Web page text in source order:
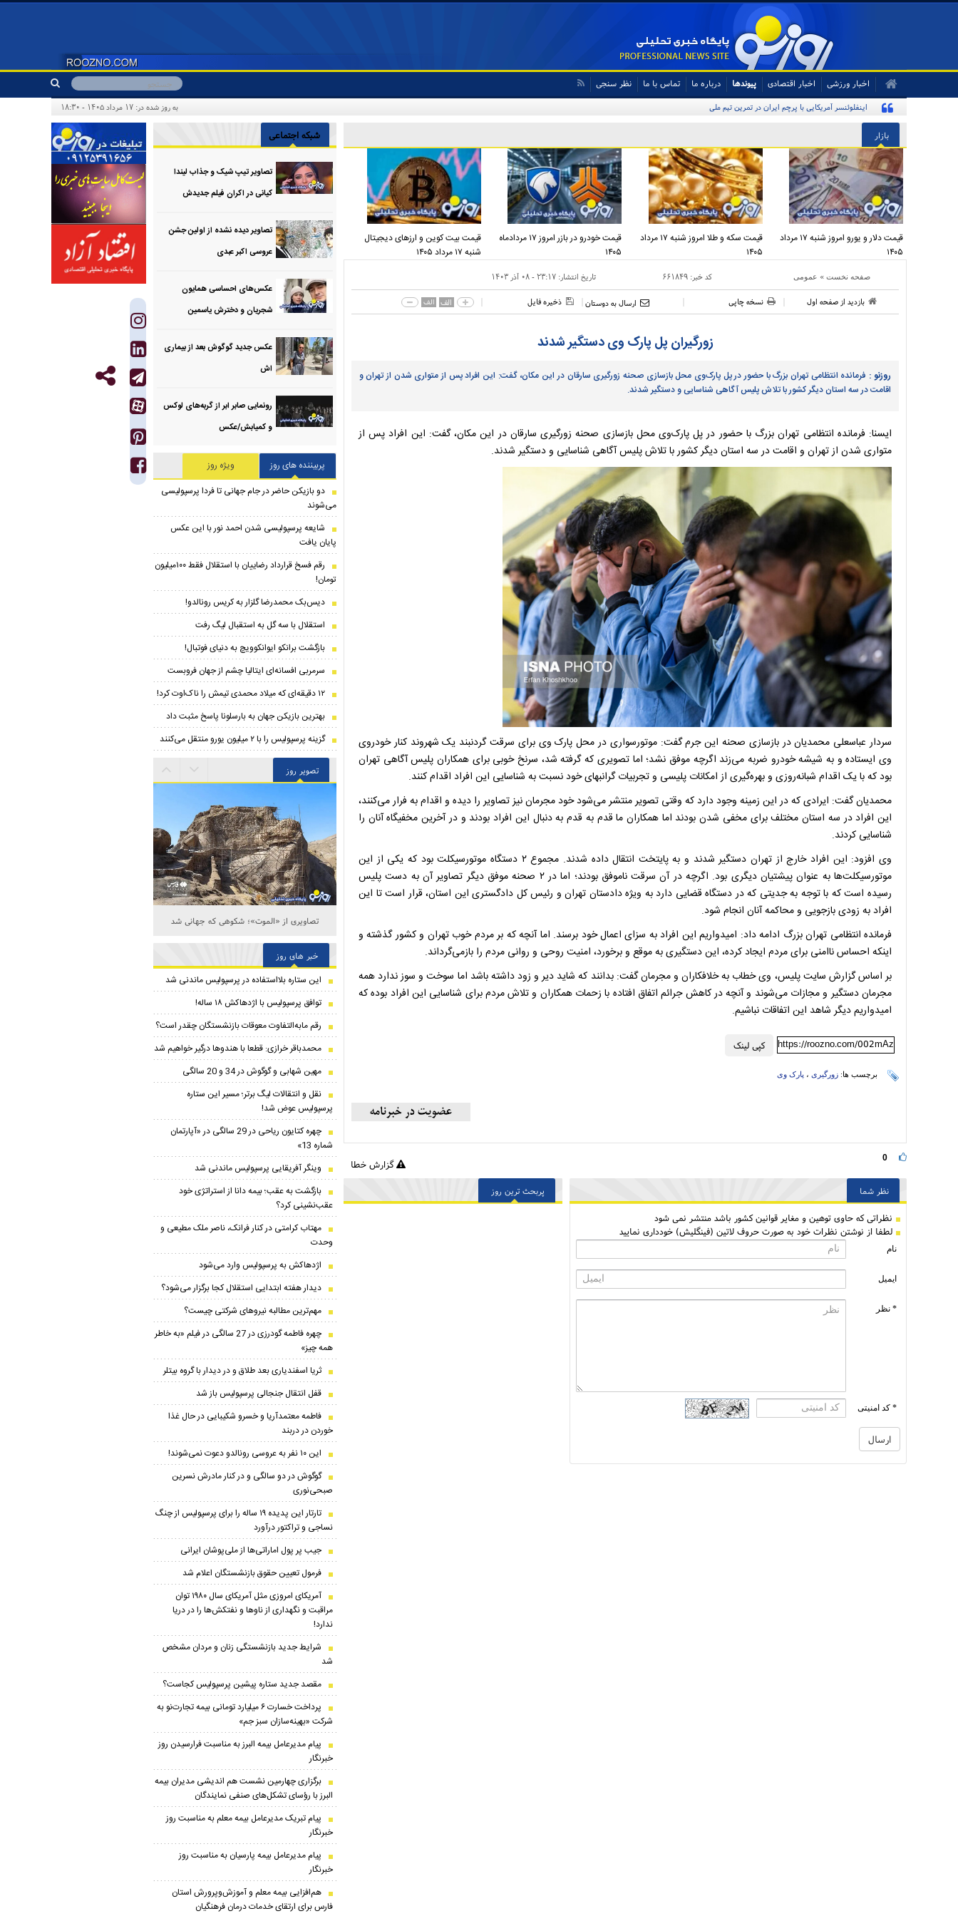
اخبار ورزشی اخبار اقتصادی پیوندها درباره ما تماس با ما نظر سنجی
اینفلوئنسر آمریکایی با پرچم ایران در تمرین تیم ملی به روز شده در: ۱۷ مرداد ۱۴۰۵ - ۱۸:۳۰
بازار
قیمت دلار و یورو امروز شنبه ۱۷ مرداد
۱۴۰۵
قیمت سکه و طلا امروز شنبه ۱۷ مرداد
۱۴۰۵
قیمت خودرو در بازر امروز ۱۷ مردادماه
۱۴۰۵
قیمت بیت کوین و ارز‌های دیجیتال
شنبه ۱۷ مرداد ۱۴۰۵
صفحه نخست » عمومی کد خبر:۶۶۱۸۴۹ تاریخ انتشار:۲۳:۱۷ - ۰۸ آذر ۱۴۰۳
بازدید از صفحه اول نسخه چاپی ارسال به دوستان ذخیره فایل الف الف
زورگیران پل پارک وی دستگیر شدند
روزنو : فرمانده انتظامی تهران بزرگ با حضور در پل پارک‌وی محل بازسازی صحنه زورگیری سارقان در این مکان، گفت: این افراد پس از متواری شدن از تهران و
اقامت در سه استان دیگر کشور با تلاش پلیس آگاهی شناسایی و دستگیر شدند.
ایسنا: فرمانده انتظامی تهران بزرگ با حضور در پل پارک‌وی محل بازسازی صحنه زورگیری سارقان در این مکان، گفت: این افراد پس از
متواری شدن از تهران و اقامت در سه استان دیگر کشور با تلاش پلیس آگاهی شناسایی و دستگیر شدند.
سردار عباسعلی محمدیان در بازسازی صحنه این جرم گفت: موتورسواری در محل پارک‌ وی برای سرقت گردنبند یک شهروند کنار خودروی
وی ایستاده و به شیشه خودرو ضربه می‌زند اگرچه موفق نشد؛ اما تصویری که گرفته شد، سرنخ خوبی برای همکاران پلیس آگاهی تهران
بود که با یک اقدام شبانه‌روزی و بهره‌گیری از امکانات پلیسی و تجربیات گرانبهای خود نسبت به شناسایی این افراد اقدام کنند.
محمدیان گفت: ایرادی که در این زمینه وجود دارد که وقتی تصویر منتشر می‌شود خود مجرمان نیز تصاویر را دیده و اقدام به فرار می‌کنند،
این افراد در سه استان مختلف برای مخفی شدن بودند اما همکاران ما قدم به قدم به دنبال این افراد بودند و در آخرین مخفیگاه آنان را
شناسایی کردند.
وی افزود: این افراد خارج از تهران دستگیر شدند و به پایتخت انتقال داده شدند. مجموع ۲ دستگاه موتورسیکلت بود که یکی از این
موتورسیکلت‌ها به عنوان پیشتیان دیگری بود. اگرچه در آن سرقت ناموفق بودند؛ اما در ۲ صحنه موفق دیگر تصاویر آن به دست پلیس
رسیده است که با توجه به جدیتی که در دستگاه قضایی دارد به ویژه دادستان تهران و رئیس کل دادگستری این استان، قرار است تا این
افراد به زودی بازجویی و محاکمه آنان انجام شود.
فرمانده انتظامی تهران بزرگ ادامه داد: امیدواریم این افراد به سزای اعمال خود برسند. اما آنچه که بر مردم خوب تهران و کشور گذشته و
اینکه احساس ناامنی برای مردم ایجاد کرده، این دستگیری به موقع و برخورد، امنیت روحی و روانی مردم را بازمی‌گرداند.
بر اساس گزارش سایت پلیس، وی خطاب به خلافکاران و مجرمان گفت: بدانند که شاید دیر و زود داشته باشد اما سوخت و سوز ندارد همه
مجرمان دستگیر و مجازات می‌شوند و آنچه در کاهش جرائم اتفاق افتاده با زحمات همکاران و تلاش مردم برای شناسایی این افراد بوده که
امیدواریم دیگر شاهد این اتفاقات نباشیم.
کپی لینک https://roozno.com/002mAz
برچسب ها: زورگیری ، پارک وی
0 گزارش خطا
نظر شما
نظراتی كه حاوی توهین و مغایر قوانین کشور باشد منتشر نمی شود
لطفا از نوشتن نظرات خود به صورت حروف لاتین (فینگلیش) خودداری نمایید
نام
ایمیل
* نظر
* کد امنیتی
پربحث ترین روز
شبکه اجتماعی
تصاویر تیپ شیک و جذاب لیندا
کیانی در اکران فیلم جدیدش
تصاویر دیده نشده از اولین جشن
عروسی اکبر عبدی
عکس‌های احساسی همایون
شجریان و دخترش یاسمین
عکس جدید گوگوش بعد از بیماری
اش
رونمایی صابر ابر از گربه‌های لوکس
و کمیابش/عکس
پربیننده های روز
ویژه روز
دو بازیکن حاضر در جام جهانی تا فردا پرسپولیسی
می‌شوند
شایعه پرسپولیسی شدن احمد نور با این عکس
پایان یافت
رقم فسخ قرارداد رضاییان با استقلال فقط ۱۰۰میلیون
تومان!
دیس‌بک محمدرضا گلزار به کریس رونالدو!
استقلال با سه گل به استقبال لیگ رفت
بازگشت برانکو ایوانکوویچ به دنیای فوتبال!
سرمربی افسانه‌ای ایتالیا چشم از جهان فروبست
۱۲ دقیقه‌ای که میلاد محمدی تیمش را ناک‌اوت کرد!
بهترین بازیکن جهان به بارسلونا پاسخ مثبت داد
گزینه پرسپولیس را با ۲ میلیون یورو منتقل می‌کنند
تصویر روز
تصاویری از «الموت»؛ شکوهی که جهانی شد
خبر های روز
این ستاره بلااستفاده در پرسپولیس ماندنی شد
توافق پرسپولیس با اژدهاکش ۱۸ ساله!
رقم مابه‌‌التفاوت معوقات بازنشستگان چقدر است؟
محمدباقر خرازی: قطعا با هندوها درگیر خواهیم شد
مهین شهابی و گوگوش در 34 و 20 سالگی
نقل و انتقالات لیگ برتر؛ مسیر این ستاره
پرسپولیس عوض شد!
چهره کتایون ریاحی در 29 سالگی در «آپارتمان
شماره 13»
وینگر آفریقایی پرسپولیس ماندنی شد
بازگشت به عقب؛ بیمه دانا از استراتژی خود
عقب‌نشینی کرد؟
مهتاب کرامتی در کنار فرانک، ناصر ملک مطیعی و
وحدت
اژدهاکش به پرسپولیس وارد می‌شود
دیدار هفته ابتدایی استقلال کجا برگزار می‌شود؟
مهم‌ترین مطالبه نیروهای شرکتی چیست؟
چهره فاطمه گودرزی در 27 سالگی در فیلم «به خاطر
همه چیز»
ثریا اسفندیاری بعد طلاق و در دیدار با گروه بیتلر
قفل انتقال جنجالی پرسپولیس باز شد
فاطمه معتمدآریا و خسرو شکیبایی در حال غذا
خوردن در دربند
این ۱۰ نفر به عروسی رونالدو دعوت نمی‌شوند!
گوگوش در دو سالگی و در کنار مادرش نسرین
صبحی‌نوری
تارتار این پدیده ۱۹ ساله را برای پرسپولیس از چنگ
نساجی و تراکتور درآورد
جیب پر پول اماراتی‌ها از ملی‌پوشان ایرانی
فرمول تعیین حقوق بازنشستگان اعلام شد
آمریکای امروزی مثل آمریکای سال ۱۹۸۰ توان
مراقبت و نگهداری از ناو‌ها و نفتکش‌ها را در دریا
ندارد!
شرایط جدید بازنشستگی زنان و مردان مشخص
شد
مقصد جدید ستاره پیشین پرسپولیس کجاست؟
پرداخت خسارت ۶ میلیارد تومانی بیمه تجارت‌نو به
شرکت «بهینه‌سازان سبز جم»
پیام مدیرعامل بیمه البرز به مناسبت فرارسیدن روز
خبرنگار
برگزاری چهارمین نشست هم اندیشی مدیران بیمه
البرز با رؤسای تشکل‌های صنفی نمایندگان
پیام تبریک مدیرعامل بیمه معلم به مناسبت روز
خبرنگار
پیام مدیرعامل بیمه پارسیان به مناسبت روز
خبرنگار
هم‌افزایی بیمه معلم و آموزش‌وپرورش استان
فارس برای ارتقای خدمات درمان فرهنگیان